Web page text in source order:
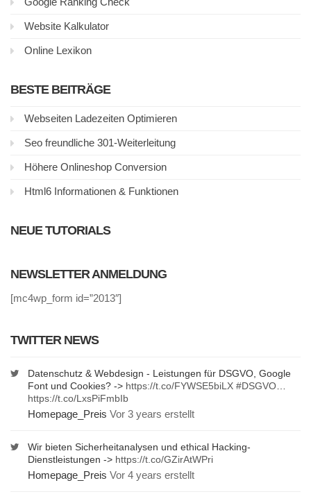
Website Kalkulator
Online Lexikon
BESTE BEITRÄGE
Webseiten Ladezeiten Optimieren
Seo freundliche 301-Weiterleitung
Höhere Onlineshop Conversion
Html6 Informationen & Funktionen
NEUE TUTORIALS
NEWSLETTER ANMELDUNG
[mc4wp_form id=”2013″]
TWITTER NEWS
Datenschutz & Webdesign - Leistungen für DSGVO, Google
Font und Cookies? -> https://t.co/FYWSE5biLX #DSGVO
https://t.co/LxsPiFmbIb
Homepage_Preis Vor 3 years erstellt
Wir bieten Sicherheitanalysen und ethical Hacking-
Dienstleistungen -> https://t.co/GZirAtWPri
Homepage_Preis Vor 4 years erstellt